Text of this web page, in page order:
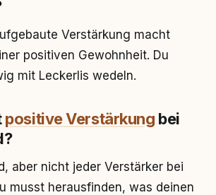
Verstärkung macht
positiven Gewohnheit. Du
mit Leckerlis wedeln.
positive Verstärkung bei
aber nicht jeder Verstärker bei
musst herausfinden, was deinen